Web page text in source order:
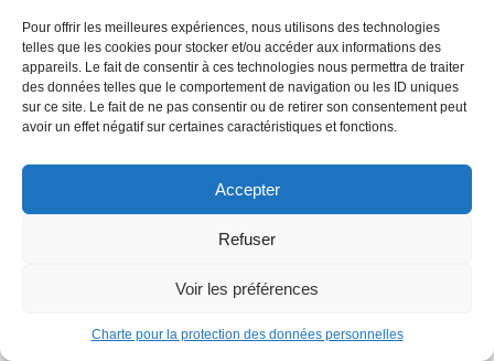
Pour offrir les meilleures expériences, nous utilisons des technologies
telles que les cookies pour stocker et/ou accéder aux informations des
appareils. Le fait de consentir à ces technologies nous permettra de traiter
des données telles que le comportement de navigation ou les ID uniques
sur ce site. Le fait de ne pas consentir ou de retirer son consentement peut
avoir un effet négatif sur certaines caractéristiques et fonctions.
Accepter
Refuser
Voir les préférences
Charte pour la protection des données personnelles
© ALL RIGHTS RESERVED. URBAN COMICS POUR LES
ÉDITIONS FRANÇAISES.